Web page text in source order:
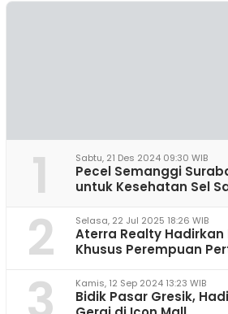
1 Sabtu, 21 Des 2024 09:30 WIB
Pecel Semanggi
untuk Kesehatan Sel
2 Selasa, 22 Jul 2025 18:26 WIB
Aterra Realty Hadirkan
Khusus Perempuan
Kamis, 12 Sep 2024 13:23 WIB
Bidik Pasar Gresik,